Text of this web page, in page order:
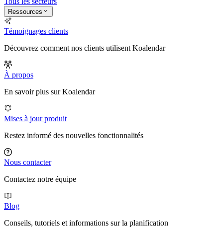
Ressources
Témoignages clients
Découvrez comment nos clients utilisent Koalendar
À propos
En savoir plus sur Koalendar
Mises à jour produit
Restez informé des nouvelles fonctionnalités
Nous contacter
Contactez notre équipe
Blog
Conseils, tutoriels et informations sur la planification